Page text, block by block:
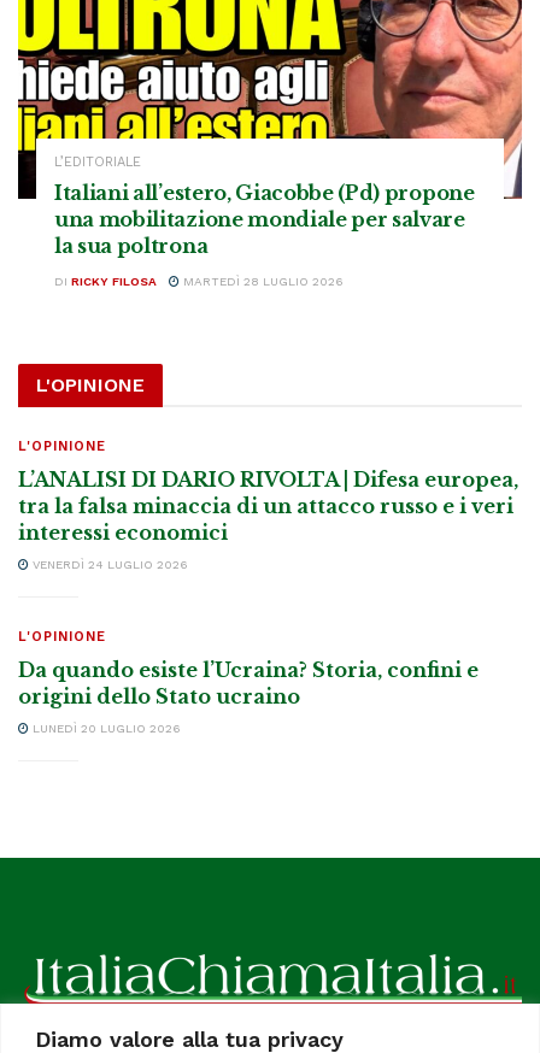
Diamo valore alla tua privacy
L’EDITORIALE
Italiani all’estero, Giacobbe (Pd) propone
una mobilitazione mondiale per salvare
la sua poltrona
DI RICKY FILOSA MARTEDÌ 28 LUGLIO 2026
L'OPINIONE
L'OPINIONE
L’ANALISI DI DARIO RIVOLTA | Difesa europea,
tra la falsa minaccia di un attacco russo e i veri
interessi economici
VENERDÌ 24 LUGLIO 2026
L'OPINIONE
Da quando esiste l’Ucraina? Storia, confini e
origini dello Stato ucraino
LUNEDÌ 20 LUGLIO 2026